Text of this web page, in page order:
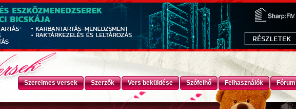
Szerelmes versek Szerzők Vers beküldése Szófelhő Felhasználók Fórum